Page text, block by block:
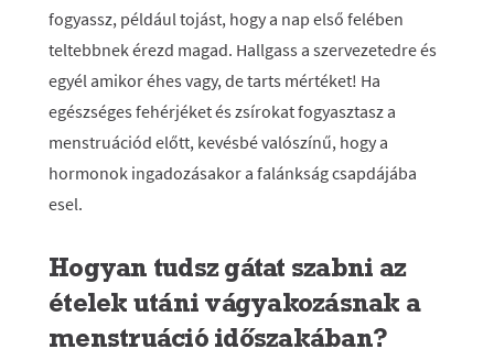
fogyassz, például tojást, hogy a nap első felében
teltebbnek érezd magad. Hallgass a szervezetedre és
egyél amikor éhes vagy, de tarts mértéket! Ha
egészséges fehérjéket és zsírokat fogyasztasz a
menstruációd előtt, kevésbé valószínű, hogy a
hormonok ingadozásakor a falánkság csapdájába
esel.
Hogyan tudsz gátat szabni az
ételek utáni vágyakozásnak a
menstruáció időszakában?